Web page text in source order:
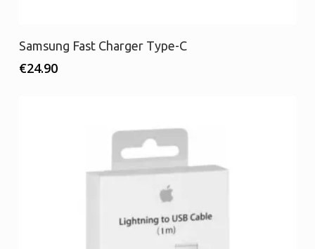
Samsung Fast Charger Type-C
€24.90